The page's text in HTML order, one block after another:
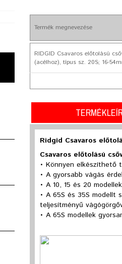
Termék megnevezése
RIDGID Csavaros előtolású
(acélhoz), típus sz. 20S; 16-
Ridgid Csavaros
Csavaros előtolású
• Könnyen elkészíthető
• A gyorsabb vágás
• A 10, 15 és 20
• A 65S és 35S modellt
teljesítményű
• A 65S modellek